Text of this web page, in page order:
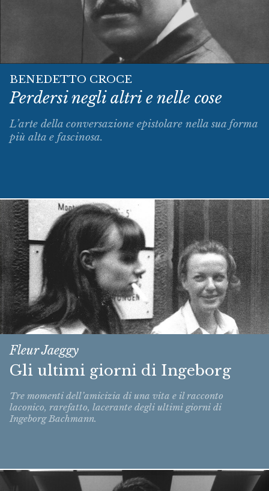
BENEDETTO CROCE
Perdersi negli altri e nelle cose
L’arte della conversazione epistolare nella sua forma
più alta e fascinosa.
Fleur Jaeggy
Gli ultimi giorni di Ingeborg
Tre momenti dell’amicizia di una vita e il racconto
laconico, rarefatto, lacerante degli ultimi giorni di
Ingeborg Bachmann.